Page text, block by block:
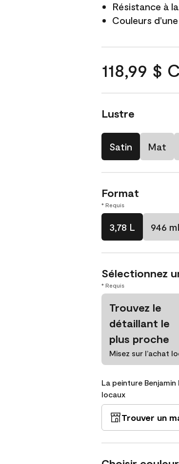
Résistance à
Couleurs
118,99 $
Lustre
Satin Mat
Format
* Requis
3,78 L 946
Sélectionnez
* Requis
Trouvez le
détaillant le
plus proche
Misez sur l’achat
La peinture
locaux
Trouver un